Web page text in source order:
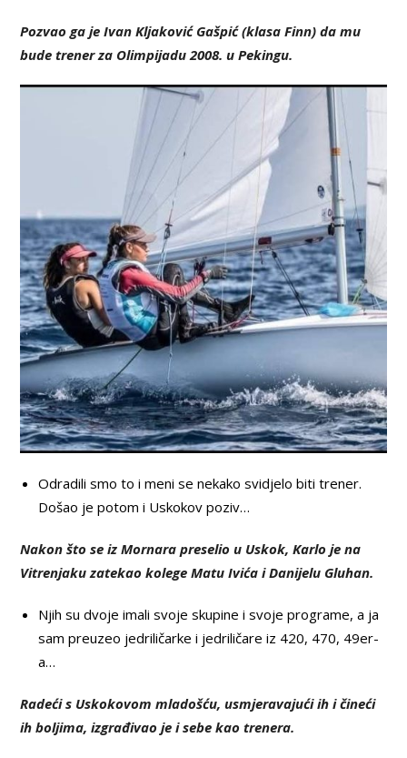
Pozvao ga je Ivan Kljaković Gašpić (klasa Finn) da mu
bude trener za Olimpijadu 2008. u Pekingu.
Odradili smo to i meni se nekako svidjelo biti trener.
Došao je potom i Uskokov poziv…
Nakon što se iz Mornara preselio u Uskok, Karlo je na
Vitrenjaku zatekao kolege Matu Ivića i Danijelu Gluhan.
Njih su dvoje imali svoje skupine i svoje programe, a ja
sam preuzeo jedriličarke i jedriličare iz 420, 470, 49er-
a…
Radeći s Uskokovom mladošću, usmjeravajući ih i čineći
ih boljima, izgrađivao je i sebe kao trenera.